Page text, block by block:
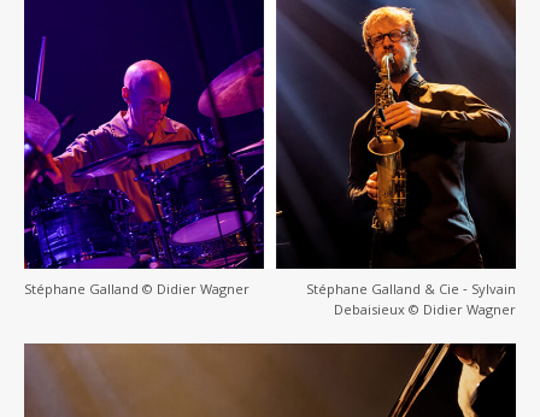
Stéphane Galland © Didier Wagner
Stéphane Galland & Cie ‐ Sylvain
Debaisieux © Didier Wagner